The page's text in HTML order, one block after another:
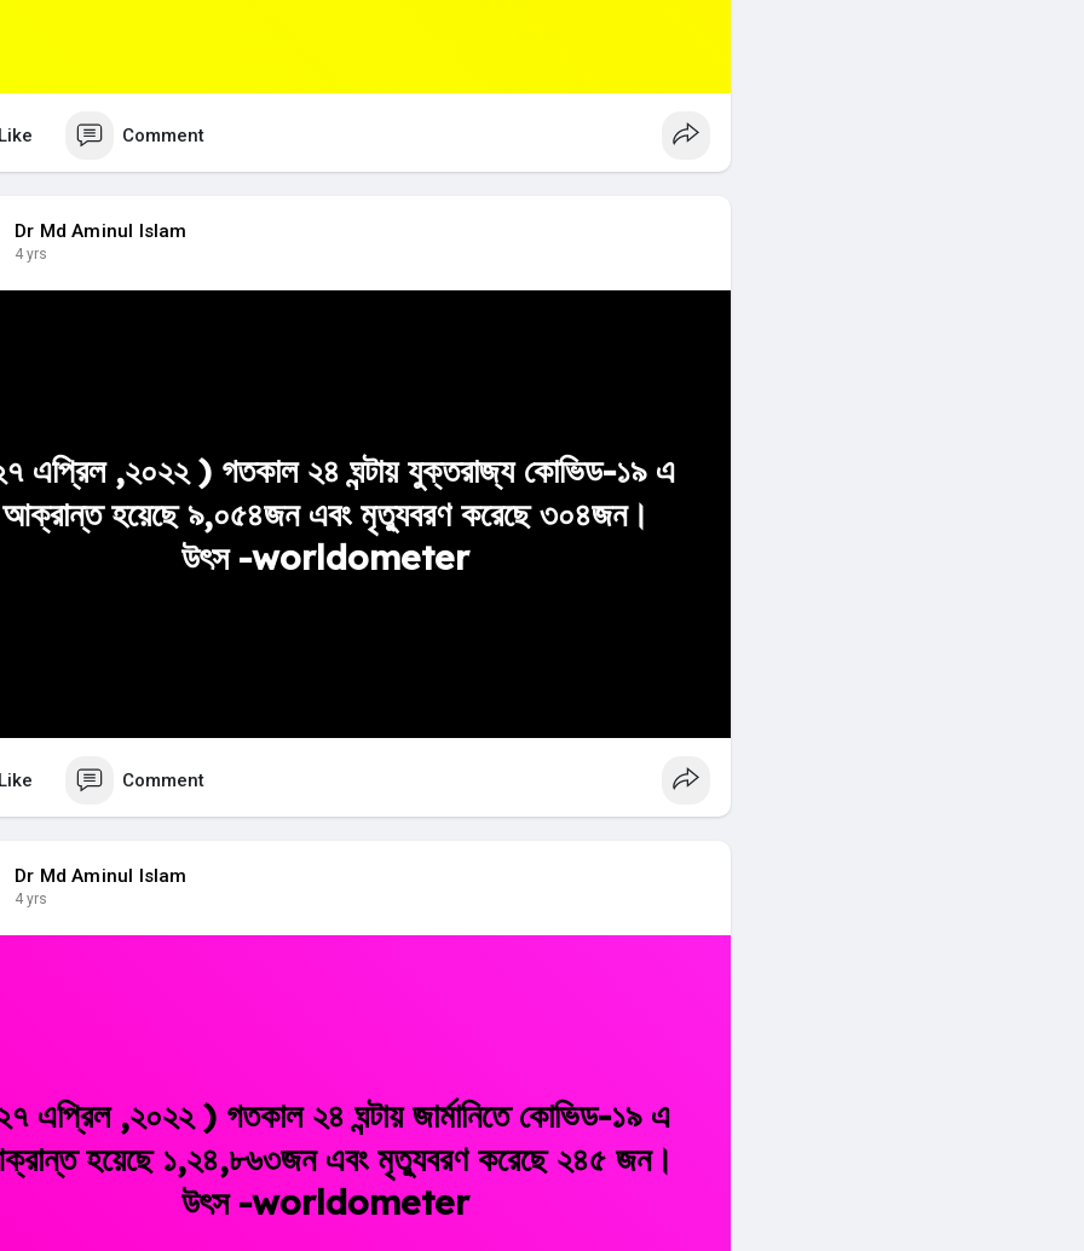
Comment
Dr Md Aminul Islam
4 yrs
এপ্রিল ,২০২২ ) গতকাল ২৪ ঘন্টায় যুক্তরাজ্য কোভিড-১৯ এ
আক্রান্ত হয়েছে ৯,০৫৪জন এবং মৃত্যুবরণ করেছে ৩০৪জন।
উৎস -worldometer
Comment
Dr Md Aminul Islam
4 yrs
এপ্রিল ,২০২২ ) গতকাল ২৪ ঘন্টায় জার্মানিতে কোভিড-১৯ এ
হয়েছে ১,২৪,৮৬৩জন এবং মৃত্যুবরণ করেছে ২৪৫ জন।
উৎস -worldometer